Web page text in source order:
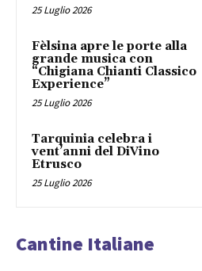
25 Luglio 2026
Fèlsina apre le porte alla
grande musica con
“Chigiana Chianti Classico
Experience”
25 Luglio 2026
Tarquinia celebra i
vent’anni del DiVino
Etrusco
25 Luglio 2026
Cantine Italiane